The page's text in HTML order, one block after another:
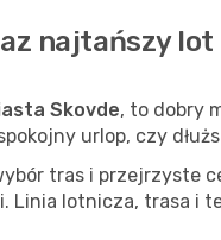
najtańszy lot
Skovde, to dobry
urlop, czy
tras i przejrzyste
Linia lotnicza, trasa i